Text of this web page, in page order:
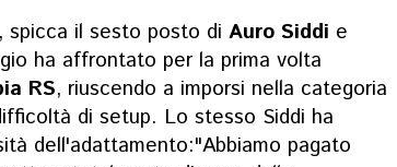
spicca il sesto posto diAuro Siddi e
ha affrontato per la prima volta
RS, riuscendo a imporsi nella categoria
di setup. Lo stesso Siddi ha
dell'adattamento:"Abbiamo pagato